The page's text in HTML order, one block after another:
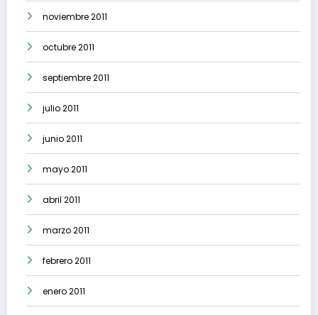
noviembre 2011
octubre 2011
septiembre 2011
julio 2011
junio 2011
mayo 2011
abril 2011
marzo 2011
febrero 2011
enero 2011